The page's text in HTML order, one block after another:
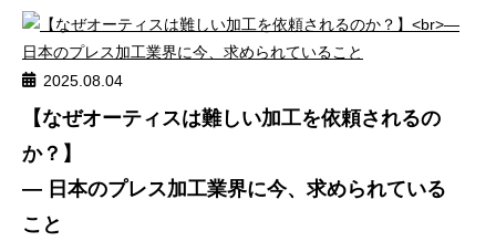
2025.08.04
【なぜオーティスは難しい加工を依頼されるの
か？】
― 日本のプレス加工業界に今、求められている
こと